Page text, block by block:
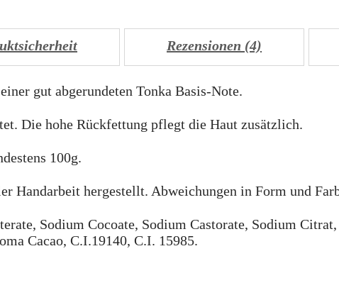
Rezensionen (4)
gut abgerundeten Tonka Basis-Note.
Die hohe Rückfettung pflegt die Haut zusätzlich.
100g.
Handarbeit hergestellt. Abweichungen in Form und
Sodium Cocoate, Sodium Castorate, Sodium
Cacao, C.I.19140, C.I. 15985.